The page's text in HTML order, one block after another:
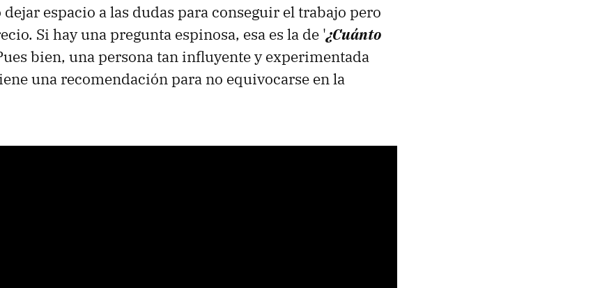
espacio a las dudas para conseguir el trabajo pero
Si hay una pregunta espinosa, esa es la de '¿Cuánto
bien, una persona tan influyente y experimentada
una recomendación para no equivocarse en la